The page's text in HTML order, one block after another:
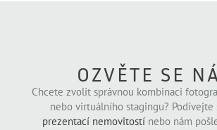
OZVĚTE SE
Chcete zvolit správnou kombinaci
nebo virtuálního stagingu? Podívejte
prezentací nemovitostínebo nám